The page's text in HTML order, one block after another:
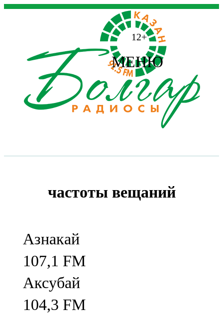
12+
МЕНЮ
частоты вещаний
Азнакай
107,1 FM
Аксубай
104,3 FM